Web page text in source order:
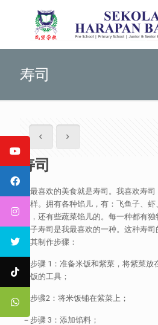
寿司
寿司
我最喜欢的美食就是寿司。我喜欢寿
多样。拥有各种馅儿，有：飞鱼子、
等，还有些蔬菜馅儿的。每一种都有
鱼子寿司是我最喜欢的一种。这种寿
了其制作步骤：
－步骤 1：准备米饭和紫菜，将紫菜
卷饭的工具；
－步骤2：将米饭铺在紫菜上；
－步骤 3：添加馅料；